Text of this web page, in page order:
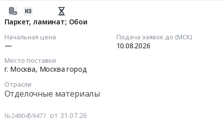
Паркет, ламинат; Обои
Начальная цена
—
Подача заявок до (МСК)
10.08.2026
Место поставки
г. Москва, Москва город
Отрасли
Отделочные материалы
№2490459477 от 31.07.26